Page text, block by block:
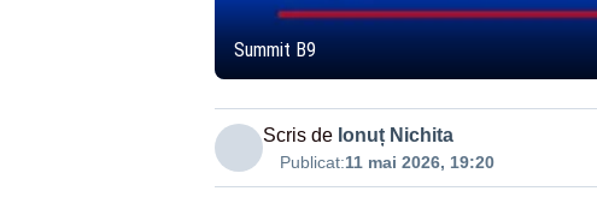
Summit B9
Scris de Ionuț Nichita
Publicat:11 mai 2026, 19:20